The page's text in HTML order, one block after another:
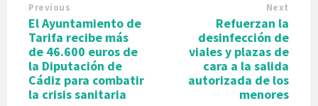
Previous
El Ayuntamiento de
Tarifa recibe más
de 46.600 euros de
la Diputación de
Cádiz para combatir
la crisis sanitaria
Next
Refuerzan la
desinfección de
viales y plazas de
cara a la salida
autorizada de los
menores